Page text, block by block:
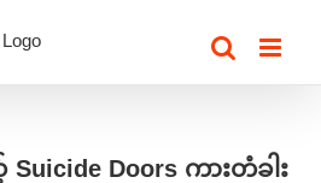
Doors ကားတံခါး